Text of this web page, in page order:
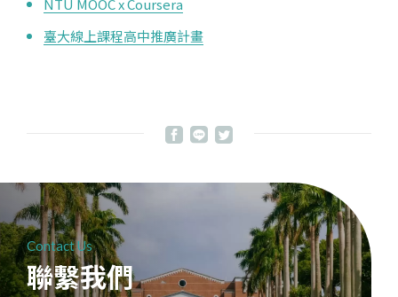
臺大線上課程高中推廣計畫
Contact Us
聯繫我們